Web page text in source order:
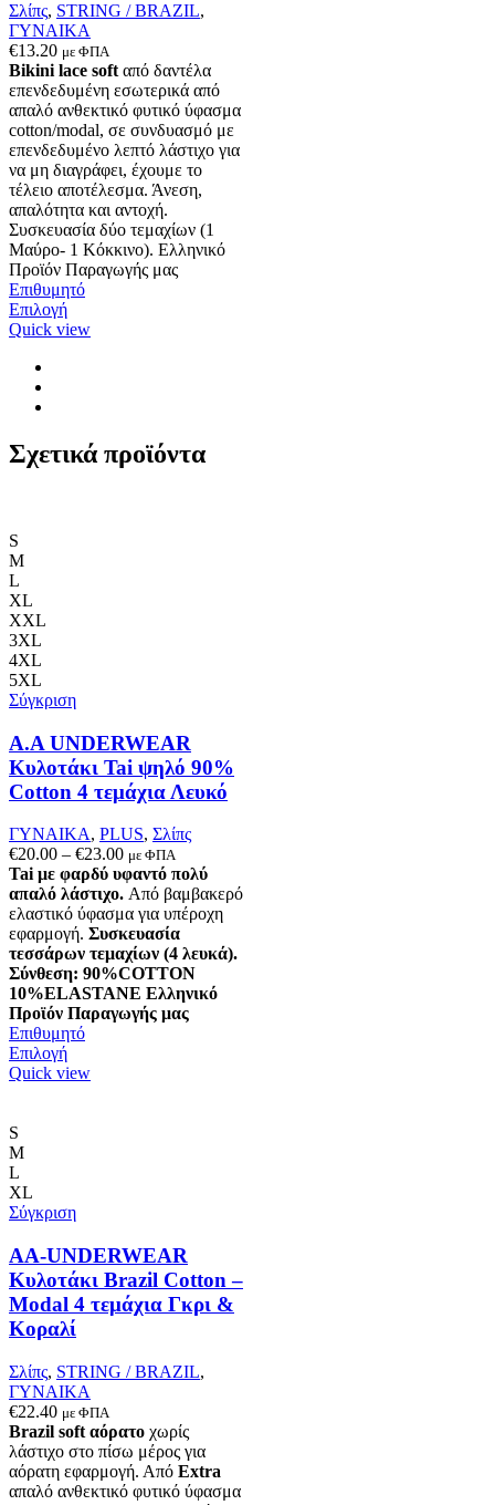
Σλίπς, STRING / BRAZIL,
ΓΥΝΑΙΚΑ
€13.20 με ΦΠΑ
Bikini lace soft από δαντέλα
επενδεδυμένη εσωτερικά από
απαλό ανθεκτικό φυτικό ύφασμα
cotton/modal, σε συνδυασμό με
επενδεδυμένο λεπτό λάστιχο για
να μη διαγράφει, έχουμε το
τέλειο αποτέλεσμα. Άνεση,
απαλότητα και αντοχή.
Συσκευασία δύο τεμαχίων (1
Μαύρο- 1 Κόκκινο). Ελληνικό
Προϊόν Παραγωγής μας
Επιθυμητό
ΕπιλογήΑυτό
το
επιλογές
μπορούν
Quick view
Σχετικά προϊόντα
S
M
L
XL
XXL
3XL
4XL
5XL
Σύγκριση
A.A UNDERWEAR
Κυλοτάκι Tai ψηλό 90%
Cotton 4 τεμάχια Λευκό
ΓΥΝΑΙΚΑ, PLUS, Σλίπς
€20.00 – €23.00Price
range:
€20.00
through
€23.00
με ΦΠΑ
Tai με φαρδύ υφαντό πολύ
απαλό λάστιχο. Από βαμβακερό
ελαστικό ύφασμα για υπέροχη
εφαρμογή. Συσκευασία
τεσσάρων τεμαχίων (4 λευκά).
Σύνθεση: 90%COTTON
10%ELASTANE Ελληνικό
Προϊόν Παραγωγής μας
Επιθυμητό
ΕπιλογήΑυτό
το
μπορούν
επιλεγούν
στη
σελίδα
του
προϊόντος
Quick view
S
M
L
XL
Σύγκριση
AA-UNDERWEAR
Κυλοτάκι Brazil Cotton –
Modal 4 τεμάχια Γκρι &
Κοραλί
Σλίπς, STRING / BRAZIL,
ΓΥΝΑΙΚΑ
€22.40 με ΦΠΑ
Brazil soft αόρατο χωρίς
λάστιχο στο πίσω μέρος για
αόρατη εφαρμογή. Από Extra
απαλό ανθεκτικό φυτικό ύφασμα